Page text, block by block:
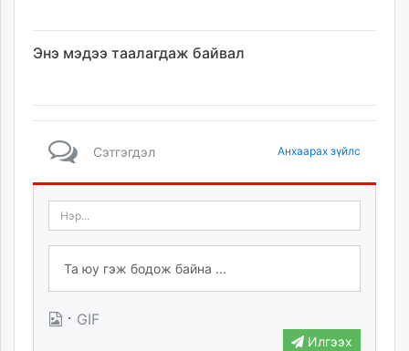
Энэ мэдээ таалагдаж байвал
Сэтгэгдэл Анхаарах зүйлс
· GIF
Илгээх